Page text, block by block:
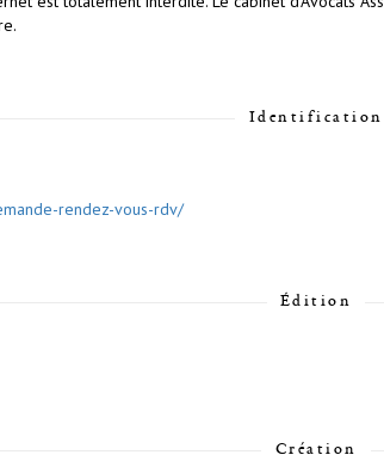
Identification
rendez-vous-rdv/
Édition
Création